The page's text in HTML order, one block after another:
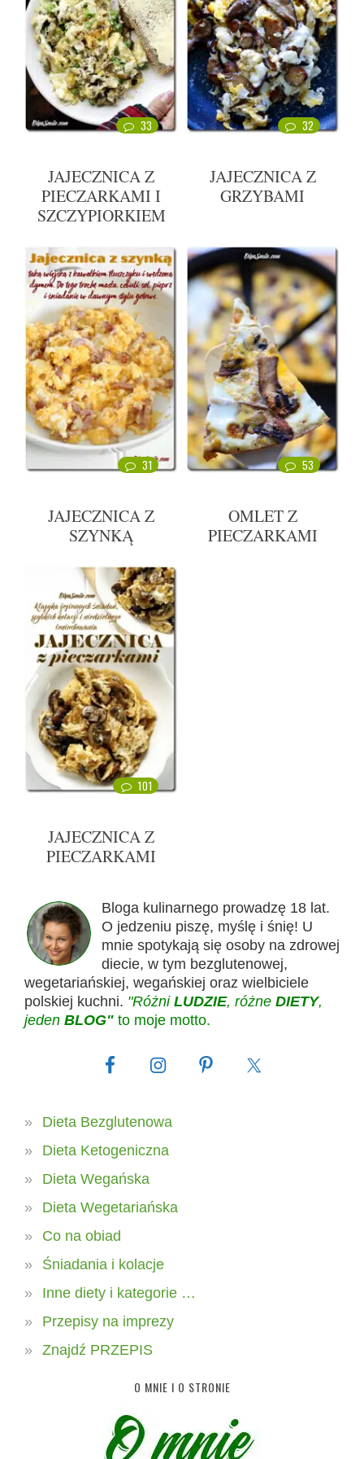
33
JAJECZNICA Z
PIECZARKAMI I
SZCZYPIORKIEM
32
JAJECZNICA Z
GRZYBAMI
31
JAJECZNICA Z
SZYNKĄ
53
OMLET Z
PIECZARKAMI
101
JAJECZNICA Z
PIECZARKAMI
Bloga kulinarnego prowadzę 18 lat.
O jedzeniu piszę, myślę i śnię! U
mnie spotykają się osoby na zdrowej
diecie, w tym bezglutenowej,
wegetariańskiej, wegańskiej oraz wielbiciele
polskiej kuchni. "Różni LUDZIE, różne DIETY,
jeden BLOG" to moje motto.
Dieta Bezglutenowa
Dieta Ketogeniczna
Dieta Wegańska
Dieta Wegetariańska
Co na obiad
Śniadania i kolacje
Inne diety i kategorie …
Przepisy na imprezy
Znajdź PRZEPIS
O MNIE I O STRONIE